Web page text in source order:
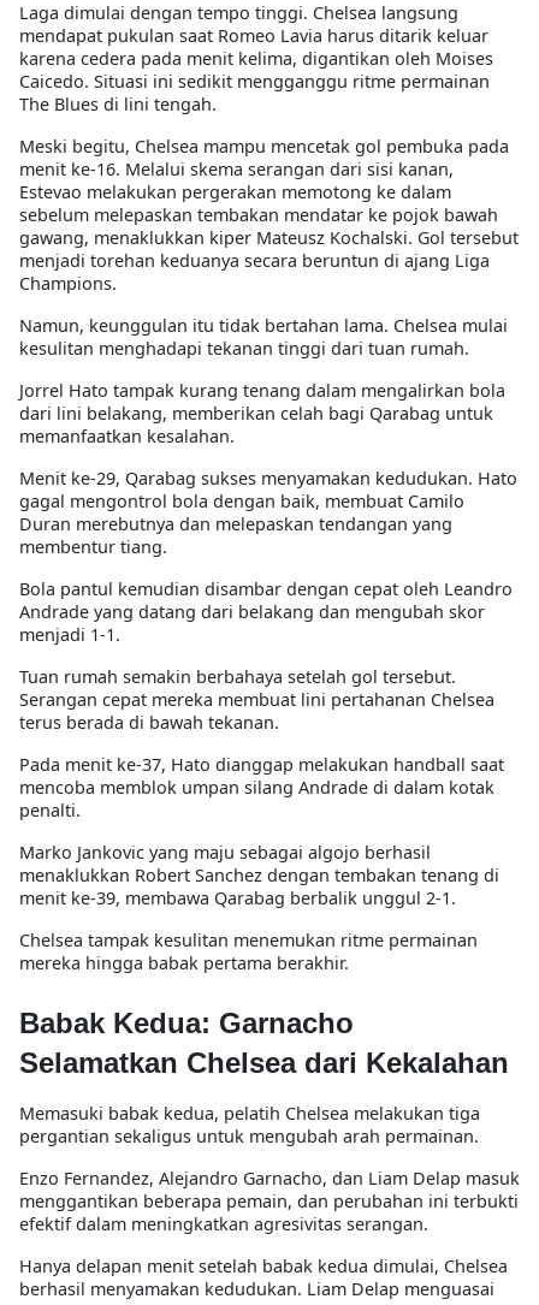
Laga dimulai dengan tempo tinggi. Chelsea langsung
mendapat pukulan saat Romeo Lavia harus ditarik keluar
karena cedera pada menit kelima, digantikan oleh Moises
Caicedo. Situasi ini sedikit mengganggu ritme permainan
The Blues di lini tengah.
Meski begitu, Chelsea mampu mencetak gol pembuka pada
menit ke-16. Melalui skema serangan dari sisi kanan,
Estevao melakukan pergerakan memotong ke dalam
sebelum melepaskan tembakan mendatar ke pojok bawah
gawang, menaklukkan kiper Mateusz Kochalski. Gol tersebut
menjadi torehan keduanya secara beruntun di ajang Liga
Champions.
Namun, keunggulan itu tidak bertahan lama. Chelsea mulai
kesulitan menghadapi tekanan tinggi dari tuan rumah.
Jorrel Hato tampak kurang tenang dalam mengalirkan bola
dari lini belakang, memberikan celah bagi Qarabag untuk
memanfaatkan kesalahan.
Menit ke-29, Qarabag sukses menyamakan kedudukan. Hato
gagal mengontrol bola dengan baik, membuat Camilo
Duran merebutnya dan melepaskan tendangan yang
membentur tiang.
Bola pantul kemudian disambar dengan cepat oleh Leandro
Andrade yang datang dari belakang dan mengubah skor
menjadi 1-1.
Tuan rumah semakin berbahaya setelah gol tersebut.
Serangan cepat mereka membuat lini pertahanan Chelsea
terus berada di bawah tekanan.
Pada menit ke-37, Hato dianggap melakukan handball saat
mencoba memblok umpan silang Andrade di dalam kotak
penalti.
Marko Jankovic yang maju sebagai algojo berhasil
menaklukkan Robert Sanchez dengan tembakan tenang di
menit ke-39, membawa Qarabag berbalik unggul 2-1.
Chelsea tampak kesulitan menemukan ritme permainan
mereka hingga babak pertama berakhir.
Babak Kedua: Garnacho
Selamatkan Chelsea dari Kekalahan
Memasuki babak kedua, pelatih Chelsea melakukan tiga
pergantian sekaligus untuk mengubah arah permainan.
Enzo Fernandez, Alejandro Garnacho, dan Liam Delap masuk
menggantikan beberapa pemain, dan perubahan ini terbukti
efektif dalam meningkatkan agresivitas serangan.
Hanya delapan menit setelah babak kedua dimulai, Chelsea
berhasil menyamakan kedudukan. Liam Delap menguasai